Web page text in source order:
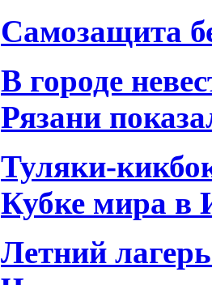
Самозащита
В городе
Рязани
Туляки-
Кубке мира в
Летний